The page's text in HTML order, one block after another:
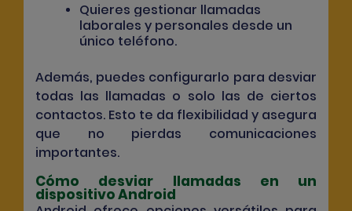
Quieres gestionar llamadas
laborales y personales desde un
único teléfono.
Además, puedes configurarlo para desviar
todas las llamadas o solo las de ciertos
contactos. Esto te da flexibilidad y asegura
que no pierdas comunicaciones
importantes.
Cómo desviar llamadas en un
dispositivo Android